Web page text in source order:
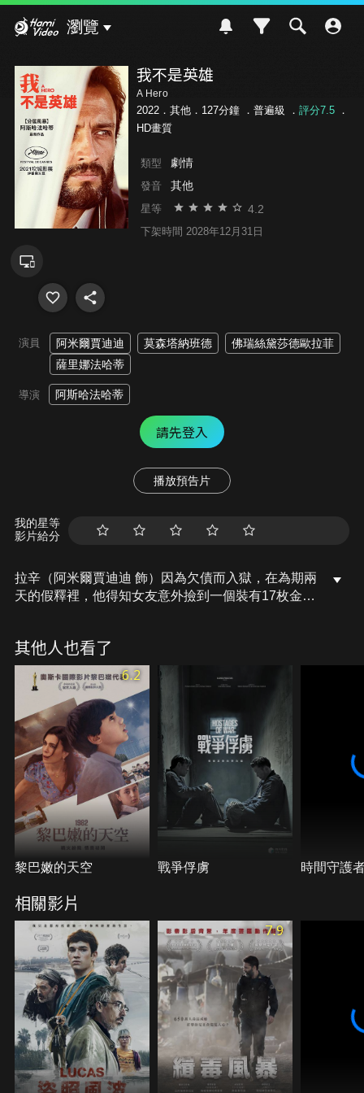
瀏覽
我不是英雄
A Hero
2022．其他．127分鐘 ． 普遍級 ． 評分7.5．
HD畫質
類型 劇情
發音 其他
星等 4.2
下架時間 2028年12月31日
演員 阿米爾賈迪迪 莫森塔納班德
佛瑞絲黛莎德歐拉菲
薩里娜法哈蒂
導演 阿斯哈法哈蒂
請先登入
播放預告片
我的星等
影片給分
拉辛（阿米爾賈迪迪 飾）因為欠債而入獄，在為期兩
天的假釋裡，他得知女友意外撿到一個裝有17枚金幣
主人，希望能藉此獲得一些獎金，沒想到他這項拾金
不昧的「義舉」卻意外在社群媒體上爆紅……。
其他人也看了
6.2
黎巴嫩的天空 戰爭俘虜 時間守護
相關影片
7.9